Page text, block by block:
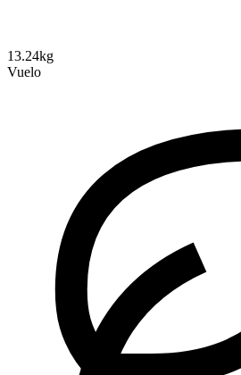
13.24kg
Vuelo